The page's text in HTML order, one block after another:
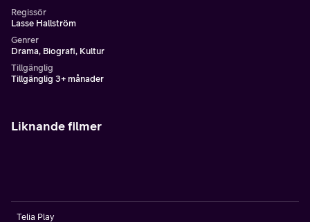
Regissör
Lasse Hallström
Genrer
Drama, Biografi, Kultur
Tillgänglig
Tillgänglig 3+ månader
Liknande filmer
Telia Play